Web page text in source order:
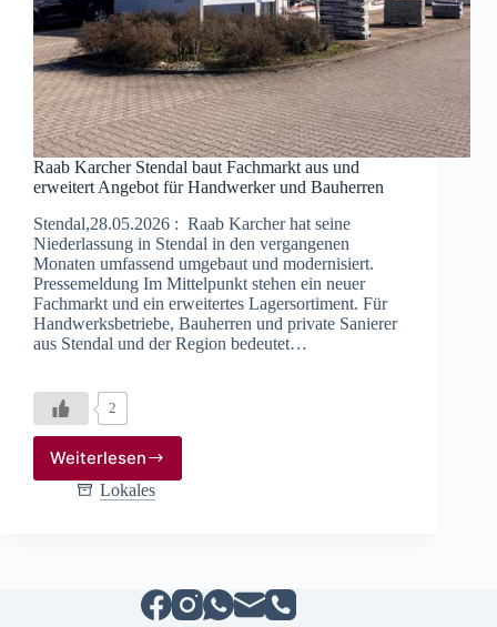
Raab Karcher Stendal baut Fachmarkt aus und
erweitert Angebot für Handwerker und Bauherren
Stendal,28.05.2026 : Raab Karcher hat seine
Niederlassung in Stendal in den vergangenen
Monaten umfassend umgebaut und modernisiert.
Pressemeldung Im Mittelpunkt stehen ein neuer
Fachmarkt und ein erweitertes Lagersortiment. Für
Handwerksbetriebe, Bauherren und private Sanierer
aus Stendal und der Region bedeutet…
2
Weiterlesen
Raab
Karcher
erweitert
Lokales